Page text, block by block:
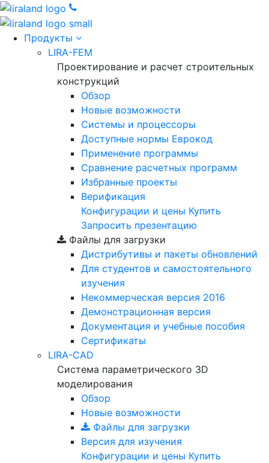
Продукты
LIRA-FEM
Проектирование и расчет строительных
конструкций
Обзор
Новые возможности
Cистемы и процессоры
Доступные нормы Еврокод
Применение программы
Сравнение расчетных программ
Избранные проекты
Верификация
Конфигурации и цены Купить
Запросить презентацию
Файлы для загрузки
Дистрибутивы и пакеты обновлений
Для студентов и самостоятельного
изучения
Некоммерческая версия 2016
Демонстрационная версия
Документация и учебные пособия
Сертификаты
LIRA-CAD
Система параметрического 3D
моделирования
Обзор
Новые возможности
Файлы для загрузки
Версия для изучения
Конфигурации и цены Купить